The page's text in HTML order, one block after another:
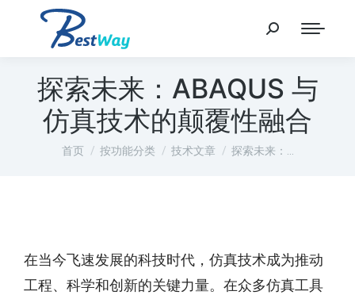
探索未来：ABAQUS 与
仿真技术的颠覆性融合
您在这里：
首页 按功能分类 技术文章 探索未来：…
在当今飞速发展的科技时代，仿真技术成为推动
工程、科学和创新的关键力量。在众多仿真工具